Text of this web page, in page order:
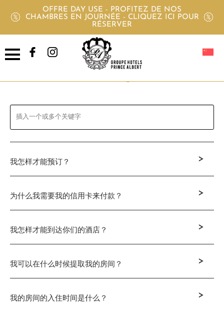
OFFRE DAY USE - PROFITEZ DE NOS
CHAMBRES EN JOURNÉE - CLIQUEZ ICI POUR
RÉSERVER
FAQ
我怎样才能预订？ >
为什么我需要我的信用卡来付款？ >
我怎样才能到达你们的酒店？ >
我可以在什么时候提取我的房间？ >
我的房间的入住时间是什么？ >